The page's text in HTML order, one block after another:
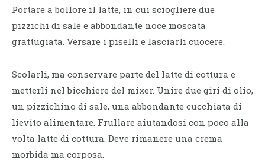
Portare a bollore il latte, in cui sciogliere due
pizzichi di sale e abbondante noce moscata
grattugiata. Versare i piselli e lasciarli cuocere.
Scolarli, ma conservare parte del latte di cottura e
metterli nel bicchiere del mixer. Unire due giri di olio,
un pizzichino di sale, una abbondante cucchiata di
lievito alimentare. Frullare aiutandosi con poco alla
volta latte di cottura. Deve rimanere una crema
morbida ma corposa.